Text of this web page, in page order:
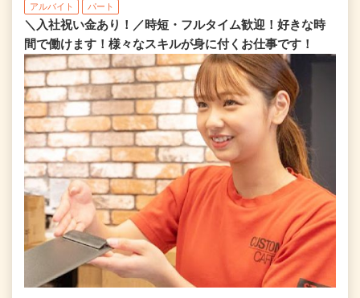
アルバイト パート
＼入社祝い金あり！／時短・フルタイム歓迎！好きな時
間で働けます！様々なスキルが身に付くお仕事です！